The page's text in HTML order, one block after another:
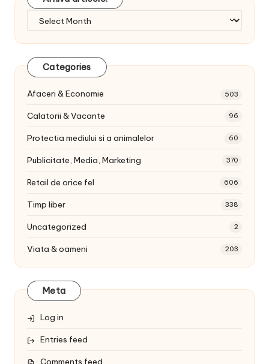
Arhiva
Categories
Afaceri & Economie 503
Calatorii & Vacante 96
Protectia mediului si a animalelor 60
Publicitate, Media, Marketing 370
Retail de orice fel 606
Timp liber 338
Uncategorized 2
Viata & oameni 203
Meta
Log in
Entries feed
Comments feed